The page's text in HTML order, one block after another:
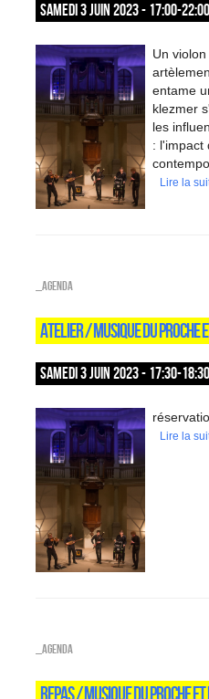
SAMEDI 3 JUIN 2023 - 17:00-22:00
Un
entame
klezmer
les
: l'impact
Lire la
_Agenda
ATELIER / MUSIQUE DU PROCHE
SAMEDI 3 JUIN 2023 - 17:30-18:30
Lire la
_Agenda
REPAS / MUSIQUE DU PROCHE